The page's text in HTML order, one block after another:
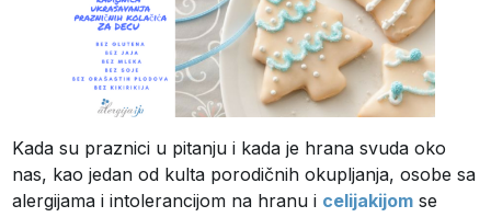
Kada su praznici u pitanju i kada je hrana svuda oko
nas, kao jedan od kulta porodičnih okupljanja, osobe sa
alergijama i intolerancijom na hranu i celijakijom se